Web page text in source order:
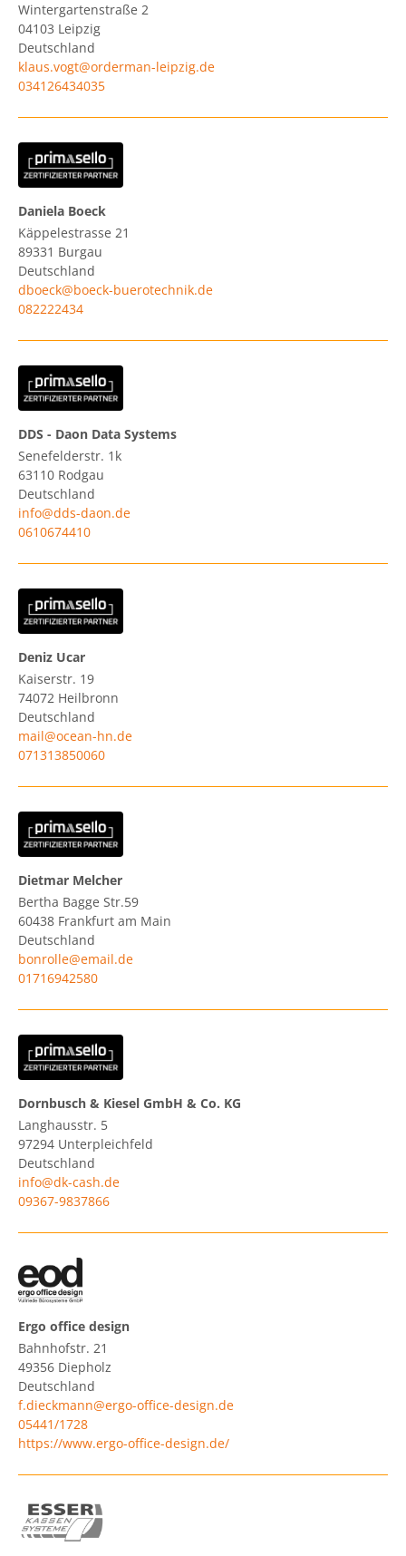
Wintergartenstraße 2
04103 Leipzig
Deutschland
klaus.vogt@orderman-leipzig.de
034126434035
Daniela Boeck
Käppelestrasse 21
89331 Burgau
Deutschland
dboeck@boeck-buerotechnik.de
082222434
DDS - Daon Data Systems
Senefelderstr. 1k
63110 Rodgau
Deutschland
info@dds-daon.de
0610674410
Deniz Ucar
Kaiserstr. 19
74072 Heilbronn
Deutschland
mail@ocean-hn.de
071313850060
Dietmar Melcher
Bertha Bagge Str.59
60438 Frankfurt am Main
Deutschland
bonrolle@email.de
01716942580
Dornbusch & Kiesel GmbH & Co. KG
Langhausstr. 5
97294 Unterpleichfeld
Deutschland
info@dk-cash.de
09367-9837866
Ergo office design
Bahnhofstr. 21
49356 Diepholz
Deutschland
f.dieckmann@ergo-office-design.de
05441/1728
https://www.ergo-office-design.de/